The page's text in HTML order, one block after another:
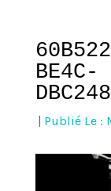
BE4C-
Publié Le :